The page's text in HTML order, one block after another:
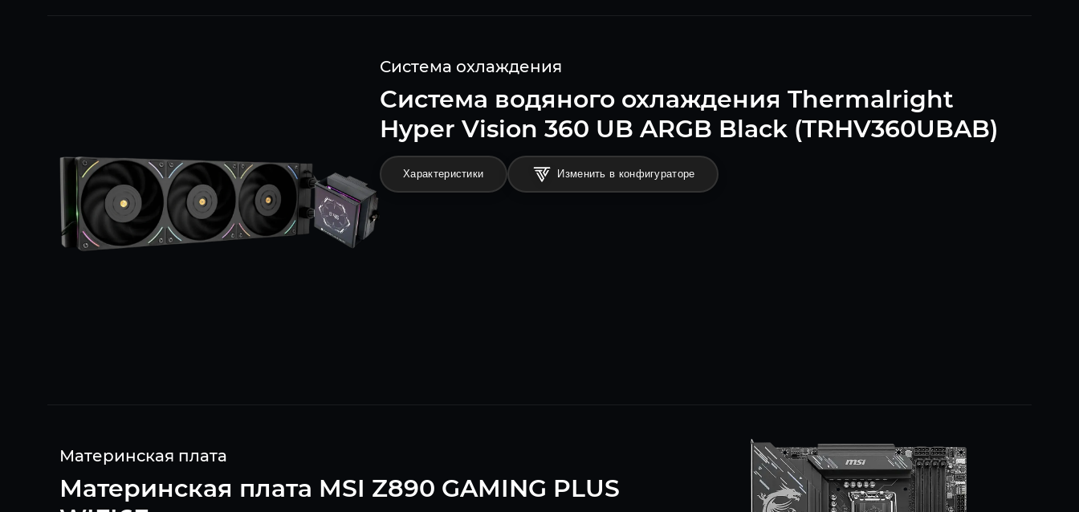
Система охлаждения
Система водяного охлаждения Thermalright
Hyper Vision 360 UB ARGB Black (TRHV360UBAB)
Характеристики Изменить в конфигураторе
Материнская плата
Материнская плата MSI Z890 GAMING PLUS